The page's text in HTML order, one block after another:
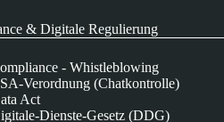
& Digitale Regulierung
- Whistleblowing
Verordnung (Chatkontrolle)
Act
Dienste-Gesetz (DDG)